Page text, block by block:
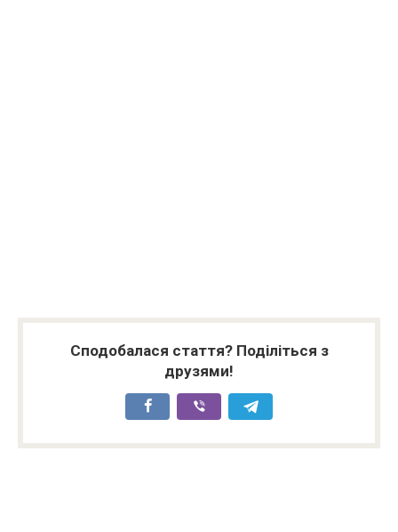
Сподобалася стаття? Поділіться з
друзями!